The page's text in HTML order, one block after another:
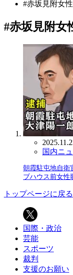
#赤坂見附女
#赤坂見附女
国内ニ
朝霞駐屯地自
ブハウス前女性
トップページに戻る
国際・政治
芸能
スポーツ
裁判
支援のお願い